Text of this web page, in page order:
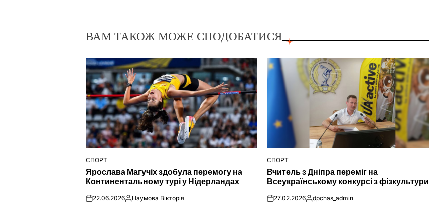
ВАМ ТАКОЖ МОЖЕ СПОДОБАТИСЯ
ОПУБЛІКУВАТИ
У
СПОРТ
Ярослава Магучіх здобула перемогу на
Континентальному турі у Нідерландах
on22.06.2026Опубліковано
Наумова Вікторія
ОПУБЛІКУВАТИ
У
СПОРТ
Вчитель з Дніпра переміг на
Всеукраїнському конкурсі з фізкультури
on27.02.2026Опубліковано
dpchas_admin